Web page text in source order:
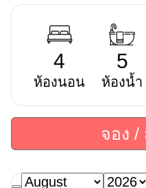
4
ห้องนอน
5
ห้องน้ำ
จอง /